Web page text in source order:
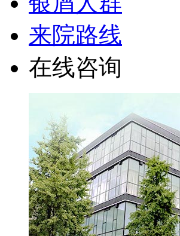
来院路线
在线咨询